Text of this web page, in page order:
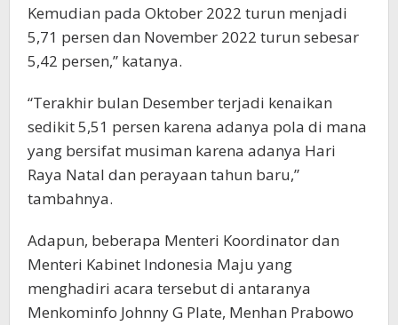
Kemudian pada Oktober 2022 turun menjadi
5,71 persen dan November 2022 turun sebesar
5,42 persen,” katanya.
“Terakhir bulan Desember terjadi kenaikan
sedikit 5,51 persen karena adanya pola di mana
yang bersifat musiman karena adanya Hari
Raya Natal dan perayaan tahun baru,”
tambahnya.
Adapun, beberapa Menteri Koordinator dan
Menteri Kabinet Indonesia Maju yang
menghadiri acara tersebut di antaranya
Menkominfo Johnny G Plate, Menhan Prabowo